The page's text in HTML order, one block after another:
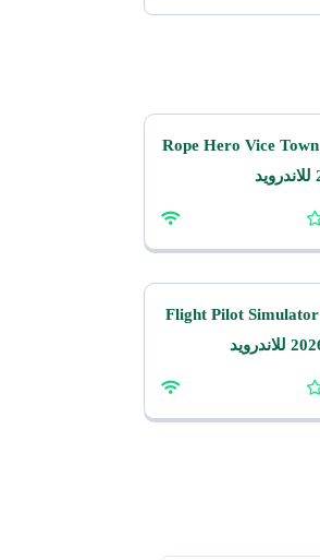
تحميل لعبة Rope Hero Vice Town
تحميل لعبة Flight Pilot Simulator